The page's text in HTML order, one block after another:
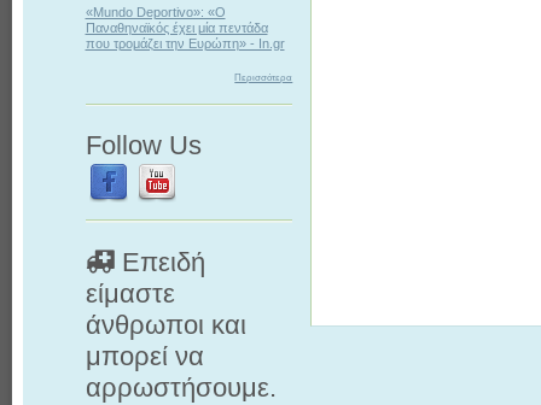
«Mundo Deportivo»: «Ο
Παναθηναϊκός έχει μία πεντάδα
που τρομάζει την Ευρώπη» - In.gr
Περισσότερα
Follow Us
Επειδή
είμαστε
άνθρωποι και
μπορεί να
αρρωστήσουμε.